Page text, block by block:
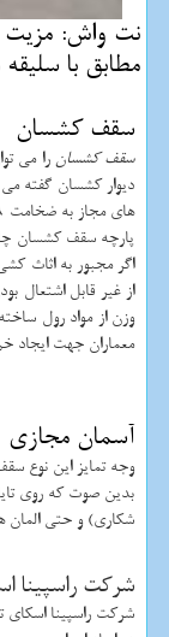
نت واش: مزیت
مطابق با
سقف کشسان
سقف کشسانرا می
پارچه سقف کشسان
اگر مجبور به اثاث
از غیر قابل
معماران جهت ایجاد
آسمان مجازی
وجه تمایز این نوع
بدین صوت که روی
شکاری) و حتی المان
شرکت راسپینا
شرکت راسپینا اسکای